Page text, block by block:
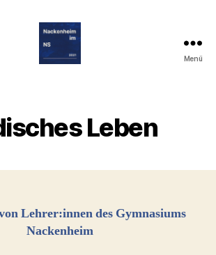
Menü
Leben
Lehrer:innen des Gymnasiums
Nackenheim